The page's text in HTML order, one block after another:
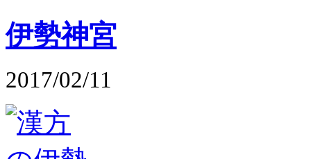
伊勢神宮
2017/02/11